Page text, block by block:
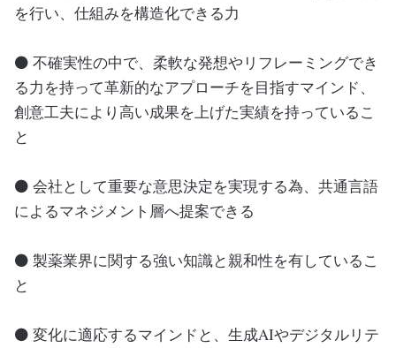
を行い、仕組みを構造化できる力
⚫ 不確実性の中で、柔軟な発想やリフレーミングでき
る力を持って革新的なアプローチを目指すマインド、
創意工夫により高い成果を上げた実績を持っているこ
と
⚫ 会社として重要な意思決定を実現する為、共通言語
によるマネジメント層へ提案できる
⚫ 製薬業界に関する強い知識と親和性を有しているこ
と
⚫ 変化に適応するマインドと、生成AIやデジタルリテ